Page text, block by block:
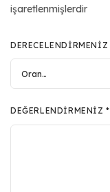
işaretlenmişlerdir
DERECELENDIRMENIZ
DEĞERLENDIRMENIZ*